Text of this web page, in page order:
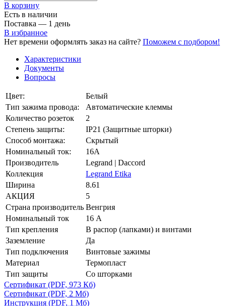
В корзинy
Есть в наличии
Поставка — 1 день
В избранное
Нет времени оформлять заказ на сайте? Поможем с подбором!
Характеристики
Документы
Вопросы
Цвет:
Белый
Тип зажима провода:
Автоматические клеммы
Количество розеток
2
Степень защиты:
IP21 (Защитные шторки)
Способ монтажа:
Скрытый
Номинальный ток:
16А
Производитель
Legrand | Daccord
Коллекция
Legrand Etika
Ширина
8.61
АКЦИЯ
5
Страна производитель Венгрия
Номинальный ток
16 А
Тип крепления
В распор (лапками) и винтами
Заземление
Да
Тип подключения
Винтовые зажимы
Материал
Термопласт
Тип защиты
Со шторками
Сертификат (PDF, 973 Кб)
Сертификат (PDF, 2 Мб)
Инструкция (PDF, 1 Мб)